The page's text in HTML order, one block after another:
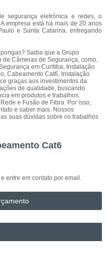
segurança eletrônica e redes, o
empresa está há mais de 20 anos
e Santa Catarina, entregando
Saiba que a Grupo
de Câmeras de Segurança, como,
em Curitiba, Instalação
Cabeamento Cat6, Instalação
graças aos investimentos da
de qualidade, buscando
em produtos e trabalhos.
e Fusão de Fibra. Por isso,
e saber mais. Nossos
suas dúvidas sobre os trabalhos
Cat6
e entre em contato por email.